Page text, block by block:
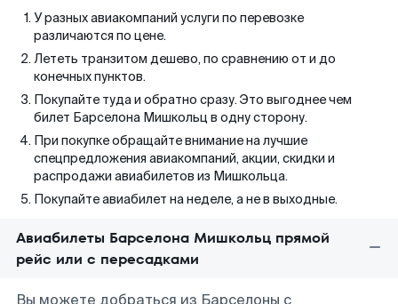
У разных авиакомпаний услуги по перевозке
различаются по цене.
Лететь транзитом дешево, по сравнению от и до
конечных пунктов.
Покупайте туда и обратно сразу. Это выгоднее чем
билет Барселона Мишкольц в одну сторону.
При покупке обращайте внимание на лучшие
спецпредложения авиакомпаний, акции, скидки и
распродажи авиабилетов из Мишкольца.
Покупайте авиабилет на неделе, а не в выходные.
Авиабилеты Барселона Мишкольц прямой
рейс или с пересадками
Вы можете добраться из Барселоны с